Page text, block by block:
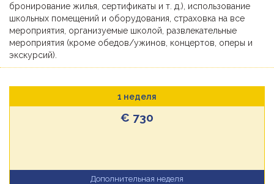
бронирование жилья, сертификаты и т. д.), использование
школьных помещений и оборудования, страховка на все
мероприятия, организуемые школой, развлекательные
мероприятия (кроме обедов/ужинов, концертов, оперы и
экскурсий).
1 неделя
€ 730
Дополнительная неделя